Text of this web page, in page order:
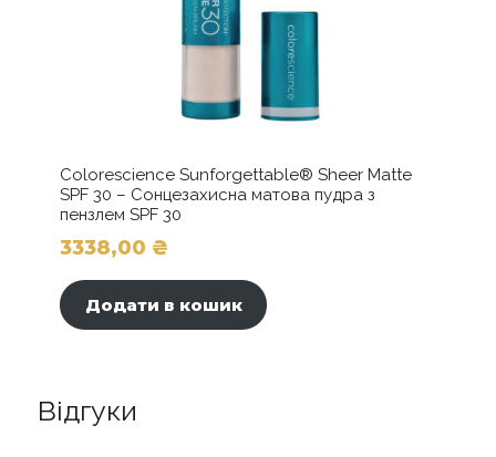
Colorescience Sunforgettable® Sheer Matte
SPF 30 – Сонцезахисна матова пудра з
пензлем SPF 30
3338,00 ₴
Додати в кошик
Відгуки